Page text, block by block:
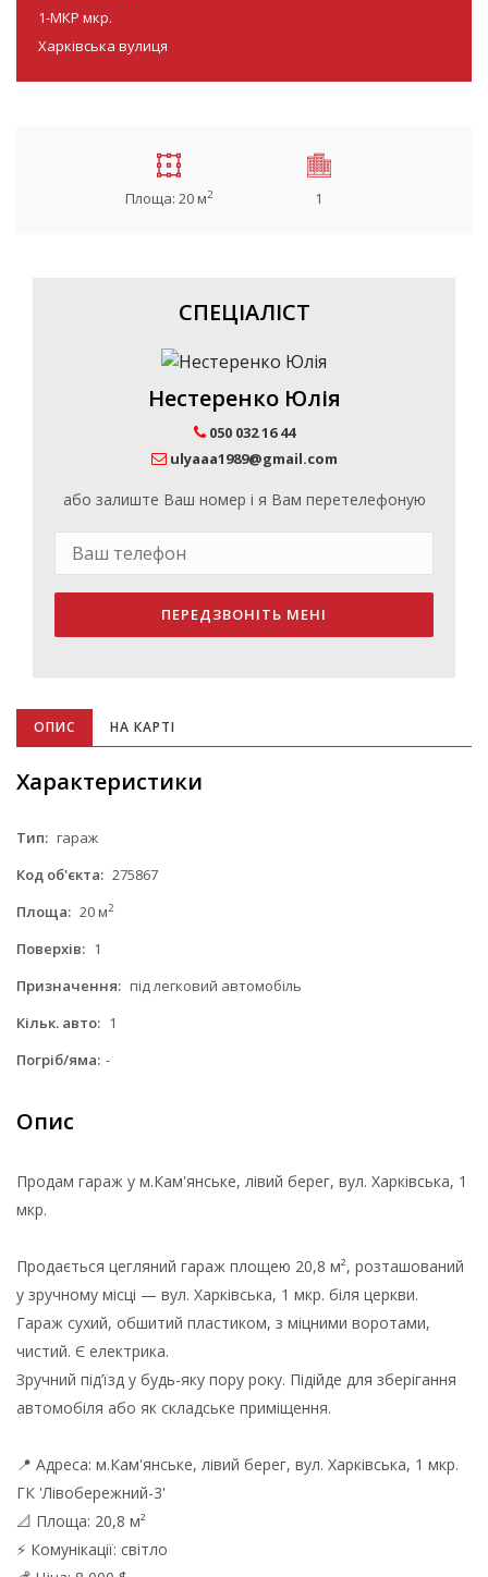
1-МКР мкр.
Харківська вулиця
Площа: 20 м2 1
СПЕЦІАЛІСТ
Нестеренко Юлія
050 032 16 44
ulyaaa1989@gmail.com
або залиште Ваш номер і я Вам перетелефоную
ПЕРЕДЗВОНІТЬ МЕНІ
ОПИС НА КАРТІ
Характеристики
Тип: гараж
Код об'єкта: 275867
Площа: 20 м2
Поверхів: 1
Призначення: під легковий автомобіль
Кільк. авто: 1
Погріб/яма: -
Опис
Продам гараж у м.Кам'янське, лівий берег, вул. Харківська, 1
мкр.
Продається цегляний гараж площею 20,8 м², розташований
у зручному місці — вул. Харківська, 1 мкр. біля церкви.
Гараж сухий, обшитий пластиком, з міцними воротами,
чистий. Є електрика.
Зручний під’їзд у будь-яку пору року. Підійде для зберігання
автомобіля або як складське приміщення.
📍 Адреса: м.Кам'янське, лівий берег, вул. Харківська, 1 мкр.
ГК 'Лівобережний-3'
📐 Площа: 20,8 м²
⚡ Комунікації: світло